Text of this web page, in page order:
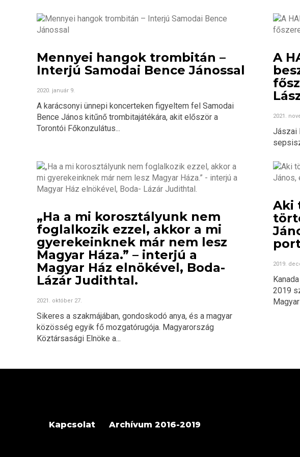
Mennyei hangok trombitán –
Interjú Samodai Bence Jánossal
2020. január 9.
A karácsonyi ünnepi koncerteken figyeltem fel Samodai
Bence János kitűnő trombitajátékára, akit először a
Torontói Főkonzulátus...
A
2021.
Jászai
„Ha a mi korosztályunk nem
foglalkozik ezzel, akkor a mi
gyerekeinknek már nem lesz
Magyar Háza.” – interjú a
Magyar Ház elnökével, Boda-
Lázár Judithtal.
2021. október 27.
Sikeres a szakmájában, gondoskodó anya, és a magyar
közösség egyik fő mozgatórugója. Magyarország
Köztársasági Elnöke a...
Aki
2019.
2019
Kapcsolat Archívum 2016-2019